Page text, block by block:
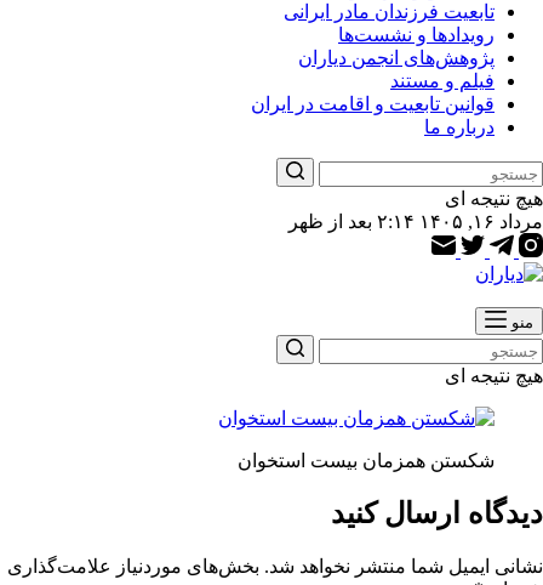
تابعیت فرزندان مادر ایرانی
رویدادها و نشست‌ها
پژوهش‌های انجمن دیاران
فیلم و مستند
قوانین تابعیت و اقامت در ایران
درباره ما
هیچ نتیجه ای
مرداد ۱۶, ۱۴۰۵ ۲:۱۴ بعد از ظهر
منو
هیچ نتیجه ای
شکستن همزمان بیست استخوان
دیدگاه ارسال کنید
نشانی ایمیل شما منتشر نخواهد شد. بخش‌های موردنیاز علامت‌گذاری